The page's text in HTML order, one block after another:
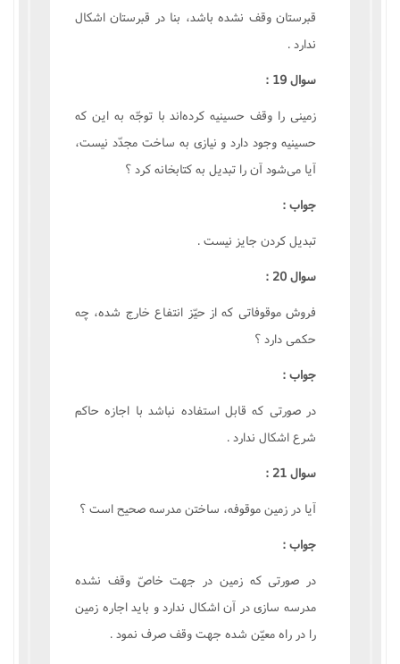
قبرستان وقف نشده باشد، بنا در قبرستان اشکال
ندارد .
سوال 19 :
زمينى را وقف حسينيه کرده‌اند با توجّه به اين که
حسينيه وجود دارد و نيازى به ساخت مجدّد نيست،
آيا مى‌شود آن را تبديل به کتابخانه کرد ؟
جواب :
تبديل کردن جايز نيست .
سوال 20 :
فروش موقوفاتى که از حيّز انتفاع خارج شده، چه
حکمى دارد ؟
جواب :
در صورتى که قابل استفاده نباشد با اجازه حاکم
شرع اشکال ندارد .
سوال 21 :
آيا در زمين موقوفه، ساختن مدرسه صحيح است ؟
جواب :
در صورتى که زمين در جهت خاصّ وقف نشده
مدرسه سازى در آن اشکال ندارد و بايد اجاره زمين
را در راه معيّن شده جهت وقف صرف نمود .